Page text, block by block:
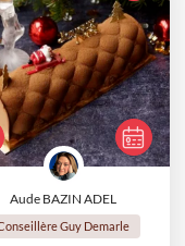
Aude BAZIN ADEL
Guy Demarle